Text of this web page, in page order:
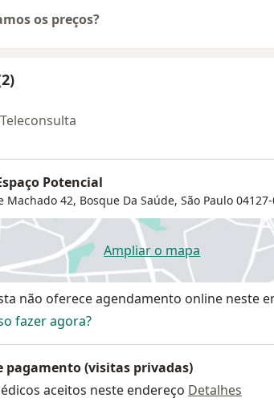
os preços?
Teleconsulta
Potencial
Machado 42, Bosque Da Saúde, São Paulo
Ampliar o mapa
abre num novo
não oferece agendamento online neste
fazer agora?
pagamento (visitas privadas)
aceitos neste endereço Detalhes